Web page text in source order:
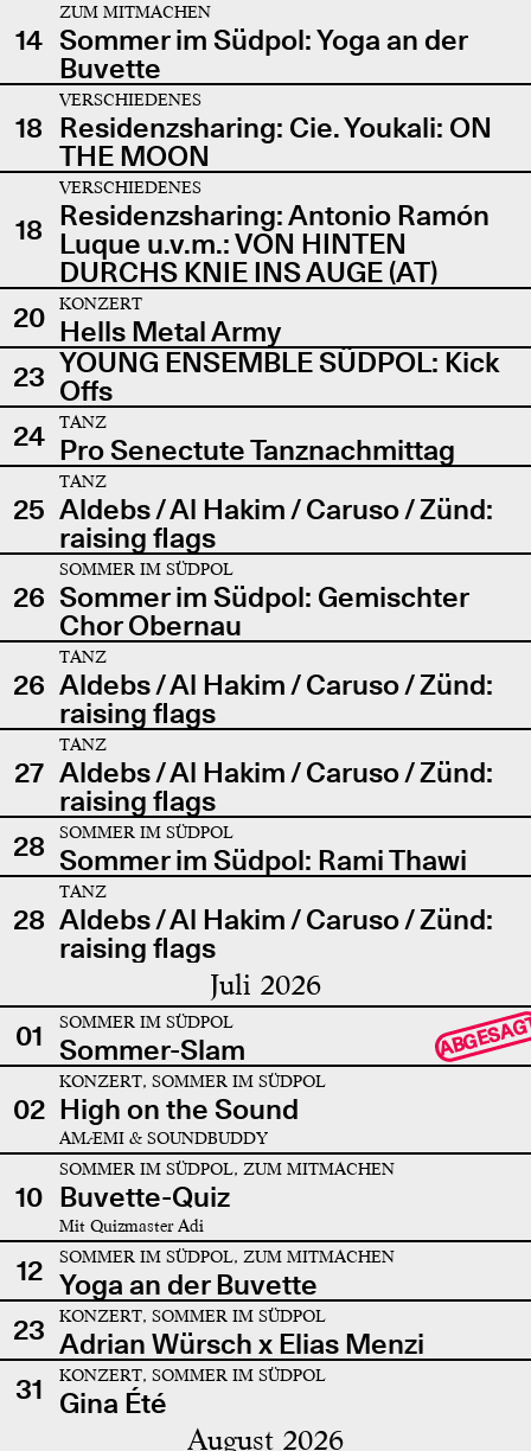
14
ZUM MITMACHEN
Sommer im Südpol: Yoga an der
Buvette
18
VERSCHIEDENES
Residenzsharing: Cie. Youkali: ON
THE MOON
18
VERSCHIEDENES
Residenzsharing: Antonio Ramón
Luque u.v.m.: VON HINTEN
DURCHS KNIE INS AUGE (AT)
20
KONZERT
Hells Metal Army
23 YOUNG ENSEMBLE SÜDPOL: Kick
Offs
24
TANZ
Pro Senectute Tanznachmittag
25
TANZ
Aldebs / Al Hakim / Caruso / Zünd:
raising flags
26
SOMMER IM SÜDPOL
Sommer im Südpol: Gemischter
Chor Obernau
26
TANZ
Aldebs / Al Hakim / Caruso / Zünd:
raising flags
27
TANZ
Aldebs / Al Hakim / Caruso / Zünd:
raising flags
28
SOMMER IM SÜDPOL
Sommer im Südpol: Rami Thawi
28
TANZ
Aldebs / Al Hakim / Caruso / Zünd:
raising flags
Juli 2026
01 SOMMER IM SÜDPOL
Sommer-Slam
02
KONZERT, SOMMER IM SÜDPOL
High on the Sound
AMÆMI & SOUNDBUDDY
10
SOMMER IM SÜDPOL, ZUM MITMACHEN
Buvette-Quiz
Mit Quizmaster Adi
12 SOMMER IM SÜDPOL, ZUM MITMACHEN
Yoga an der Buvette
23
KONZERT, SOMMER IM SÜDPOL
Adrian Würsch x Elias Menzi
31
KONZERT, SOMMER IM SÜDPOL
Gina Été
August 2026